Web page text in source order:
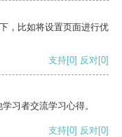
，比如将设置页面进行优
支持[0] 反对[0]
习者交流学习心得。
支持[0] 反对[0]